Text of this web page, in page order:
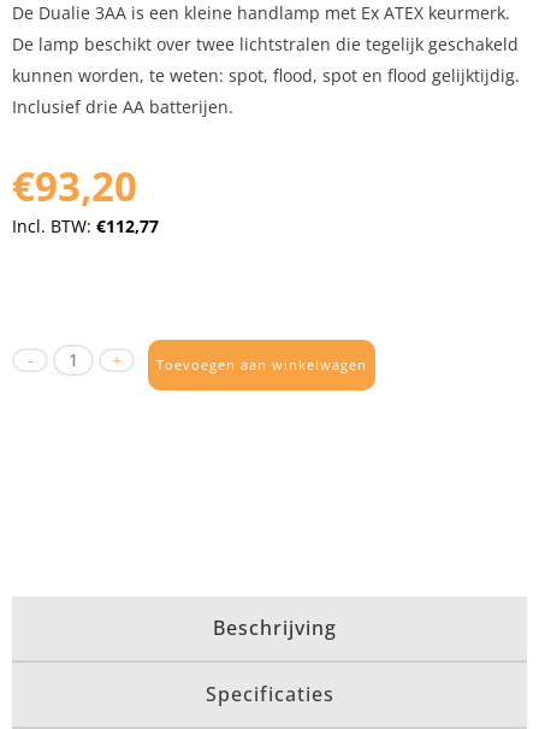
De Dualie 3AA is een kleine handlamp met Ex ATEX keurmerk.
De lamp beschikt over twee lichtstralen die tegelijk geschakeld
kunnen worden, te weten: spot, flood, spot en flood gelijktijdig.
Inclusief drie AA batterijen.
€93,20
Incl. BTW: €112,77
Toevoegen aan winkelwagen
Beschrijving
Specificaties